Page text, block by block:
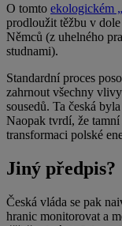
O tomto ekologickém
prodloužit těžbu v
Němců (z uhelného
studnami).
Standardní proces
zahrnout všechny
sousedů. Ta česká
Naopak tvrdí, že tamní
transformaci polské
Jiný předpis?
Česká vláda se pak
hranic monitorovat a